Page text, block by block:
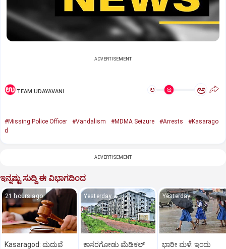
ADVERTISEMENT
TEAM UDAYAVANI ಅ ಅ
#Missing Police Officer #Vandalism #MDMA Seizure #Arrests
#Kasarago
d
ADVERTISEMENT
ಇನ್ನಷ್ಟು ಸುದ್ದಿ ಈ ವಿಭಾಗದಿಂದ
21 hours ago
Kasaragod: ಮದುವೆ
Yesterday
ಕಾಸರಗೋಡು ಮೆಡಿಕಲ್‌
Yesterday
ಭಾರೀ ಮಳೆ: ಇಂದು